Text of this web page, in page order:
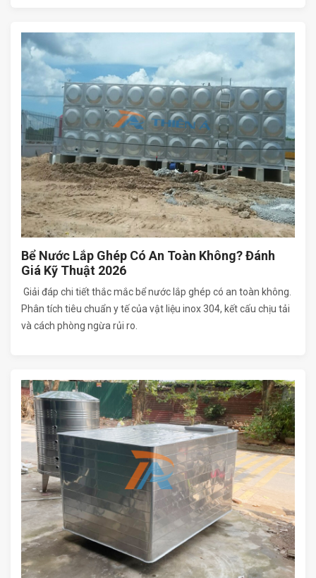
Bể Nước Lắp Ghép Có An Toàn Không? Đánh
Giá Kỹ Thuật 2026
Giải đáp chi tiết thắc mắc bể nước lắp ghép có an toàn không.
Phân tích tiêu chuẩn y tế của vật liệu inox 304, kết cấu chịu tải
và cách phòng ngừa rủi ro.